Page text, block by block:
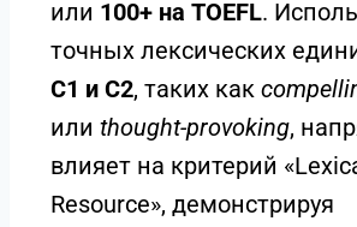
или 100+ на TOEFL.
точных лексических
C1 и C2, таких как
или thought-provoking,
влияет на критерий
Resource», демонстрируя